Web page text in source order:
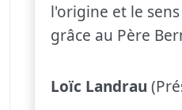
l'origine et le
grâce au Père
Loïc Landrau